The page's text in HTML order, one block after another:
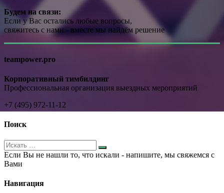
Будем на связи:
Если у Вас остались любые вопросы,
свяжитесь с нами - вместе мы найдём решение
teampower.pro
Корпоративный тимбилдинг
Профессиональная организация выездных мероприятий
+7 (495) 972-11-12
Поиск
Если Вы не нашли то, что искали - напишите, мы свяжемся с
Вами
Навигация